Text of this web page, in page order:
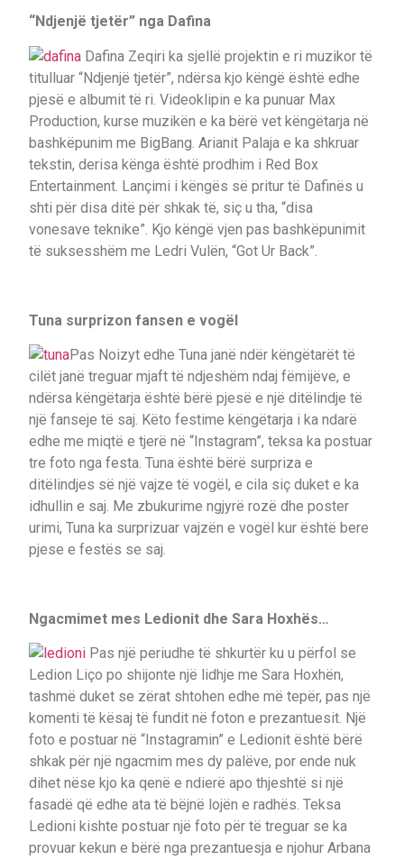
“Ndjenjë tjetër” nga Dafina
Dafina Zeqiri ka sjellë projektin e ri muzikor të
titulluar “Ndjenjë tjetër”, ndërsa kjo këngë është edhe
pjesë e albumit të ri. Videoklipin e ka punuar Max
Production, kurse muzikën e ka bërë vet këngëtarja në
bashkëpunim me BigBang. Arianit Palaja e ka shkruar
tekstin, derisa kënga është prodhim i Red Box
Entertainment. Lançimi i këngës së pritur të Dafinës u
shti për disa ditë për shkak të, siç u tha, “disa
vonesave teknike”. Kjo këngë vjen pas bashkëpunimit
të suksesshëm me Ledri Vulën, “Got Ur Back”.
Tuna surprizon fansen e vogël
Pas Noizyt edhe Tuna janë ndër këngëtarët të
cilët janë treguar mjaft të ndjeshëm ndaj fëmijëve, e
ndërsa këngëtarja është bërë pjesë e një ditëlindje të
një fanseje të saj. Këto festime këngëtarja i ka ndarë
edhe me miqtë e tjerë në “Instagram”, teksa ka postuar
tre foto nga festa. Tuna është bërë surpriza e
ditëlindjes së një vajze të vogël, e cila siç duket e ka
idhullin e saj. Me zbukurime ngjyrë rozë dhe poster
urimi, Tuna ka surprizuar vajzën e vogël kur është bere
pjese e festës se saj.
Ngacmimet mes Ledionit dhe Sara Hoxhës…
Pas një periudhe të shkurtër ku u përfol se
Ledion Liço po shijonte një lidhje me Sara Hoxhën,
tashmë duket se zërat shtohen edhe më tepër, pas një
komenti të kësaj të fundit në foton e prezantuesit. Një
foto e postuar në “Instagramin” e Ledionit është bërë
shkak për një ngacmim mes dy palëve, por ende nuk
dihet nëse kjo ka qenë e ndierë apo thjeshtë si një
fasadë që edhe ata të bëjnë lojën e radhës. Teksa
Ledioni kishte postuar një foto për të treguar se ka
provuar kekun e bërë nga prezantuesja e njohur Arbana